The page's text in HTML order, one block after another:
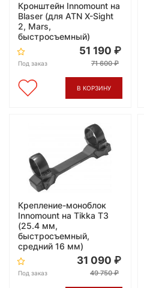
Кронштейн Innomount на
Blaser (для ATN X-Sight
2, Mars,
быстросъемный)
Под заказ
51 190
71 600
В КОРЗИНУ
Крепление-моноблок
Innomount на Tikka T3
(25.4 мм,
быстросъемный,
средний 16 мм)
Под заказ
31 090
49 750